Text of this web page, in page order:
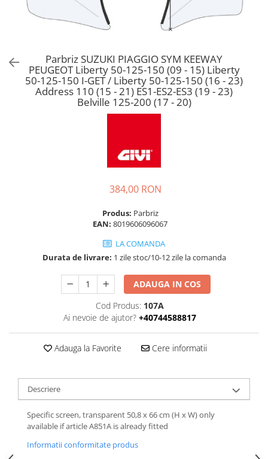
Parbriz SUZUKI PIAGGIO SYM KEEWAY
PEUGEOT Liberty 50-125-150 (09 - 15) Liberty
50-125-150 I-GET / Liberty 50-125-150 (16 - 23)
Address 110 (15 - 21) ES1-ES2-ES3 (19 - 23)
Belville 125-200 (17 - 20)
384,00 RON
Produs: Parbriz
EAN: 8019606096067
LA COMANDA
Durata de livrare: 1 zile stoc/10-12 zile la comanda
ADAUGA IN COS
Cod Produs: 107A
Ai nevoie de ajutor? +40744588817
Adauga la Favorite Cere informatii
Descriere
Specific screen, transparent 50,8 x 66 cm (H x W) only
available if article A851A is already fitted
Informatii conformitate produs